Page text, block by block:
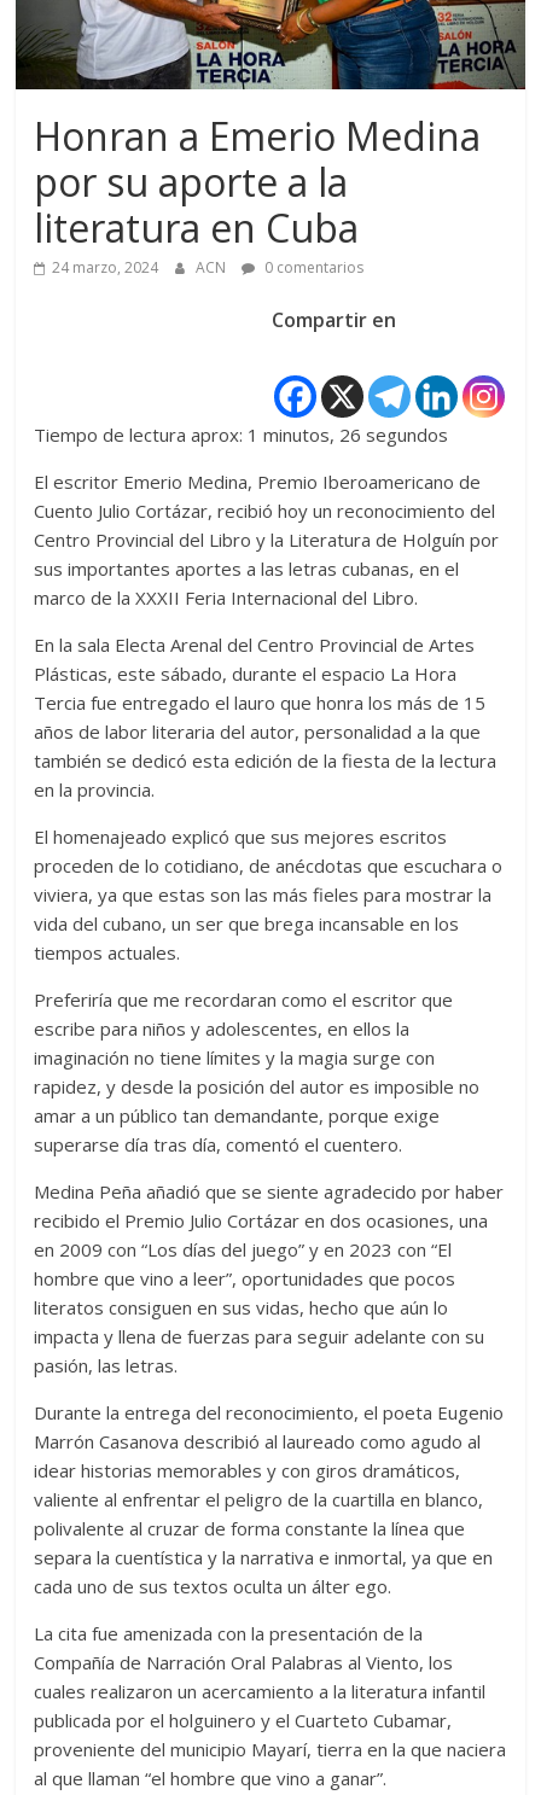
Honran a Emerio Medina
por su aporte a la
literatura en Cuba
24 marzo, 2024 ACN 0 comentarios
Compartir en
Tiempo de lectura aprox: 1 minutos, 26 segundos
El escritor Emerio Medina, Premio Iberoamericano de
Cuento Julio Cortázar, recibió hoy un reconocimiento del
Centro Provincial del Libro y la Literatura de Holguín por
sus importantes aportes a las letras cubanas, en el
marco de la XXXII Feria Internacional del Libro.
En la sala Electa Arenal del Centro Provincial de Artes
Plásticas, este sábado, durante el espacio La Hora
Tercia fue entregado el lauro que honra los más de 15
años de labor literaria del autor, personalidad a la que
también se dedicó esta edición de la fiesta de la lectura
en la provincia.
El homenajeado explicó que sus mejores escritos
proceden de lo cotidiano, de anécdotas que escuchara o
viviera, ya que estas son las más fieles para mostrar la
vida del cubano, un ser que brega incansable en los
tiempos actuales.
Preferiría que me recordaran como el escritor que
escribe para niños y adolescentes, en ellos la
imaginación no tiene límites y la magia surge con
rapidez, y desde la posición del autor es imposible no
amar a un público tan demandante, porque exige
superarse día tras día, comentó el cuentero.
Medina Peña añadió que se siente agradecido por haber
recibido el Premio Julio Cortázar en dos ocasiones, una
en 2009 con “Los días del juego” y en 2023 con “El
hombre que vino a leer”, oportunidades que pocos
literatos consiguen en sus vidas, hecho que aún lo
impacta y llena de fuerzas para seguir adelante con su
pasión, las letras.
Durante la entrega del reconocimiento, el poeta Eugenio
Marrón Casanova describió al laureado como agudo al
idear historias memorables y con giros dramáticos,
valiente al enfrentar el peligro de la cuartilla en blanco,
polivalente al cruzar de forma constante la línea que
separa la cuentística y la narrativa e inmortal, ya que en
cada uno de sus textos oculta un álter ego.
La cita fue amenizada con la presentación de la
Compañía de Narración Oral Palabras al Viento, los
cuales realizaron un acercamiento a la literatura infantil
publicada por el holguinero y el Cuarteto Cubamar,
proveniente del municipio Mayarí, tierra en la que naciera
al que llaman “el hombre que vino a ganar”.